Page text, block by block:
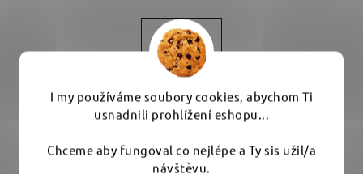
I my používáme soubory cookies, abychom Ti
usnadnili prohlížení eshopu...
Chceme aby fungoval co nejlépe a Ty sis užil/a
návštěvu.
DETAIL
Keramika na venkovní plasty, která obnovuje barvu a
chrání až rok. Obnovuje zašlý...